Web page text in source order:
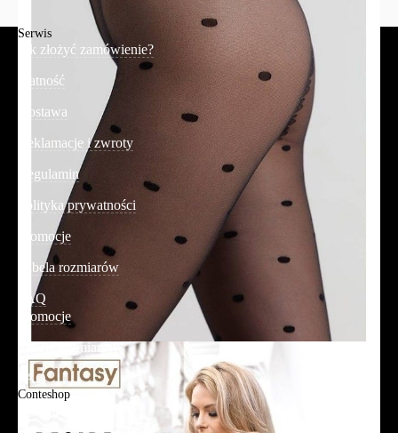
Serwis
Jak złożyć zamówienie?
Płatność
Dostawa
Reklamacje i zwroty
Regulamin
Polityka prywatności
Promocje
Tabela rozmiarów
FAQ
Promocje
Tabela rozmiarów
FAQ
Conteshop